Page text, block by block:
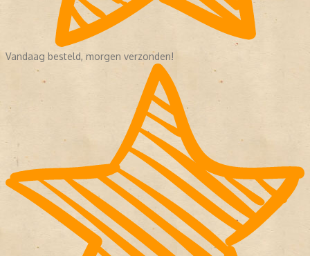
Vandaag besteld, morgen verzonden!